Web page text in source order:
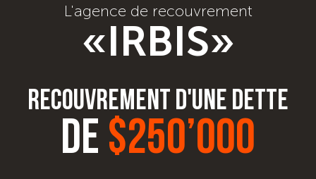
L'agence de recouvrement
«IRBIS»
recouvrement d'une dette
de $250’000